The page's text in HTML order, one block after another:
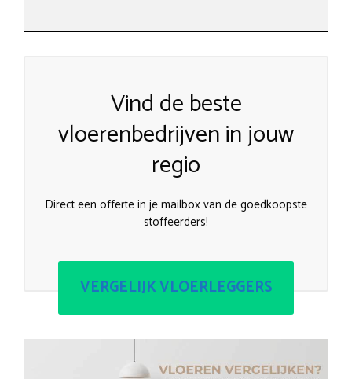
Vind de beste
vloerenbedrijven in jouw
regio
Direct een offerte in je mailbox van de goedkoopste
stoffeerders!
VERGELIJK VLOERLEGGERS